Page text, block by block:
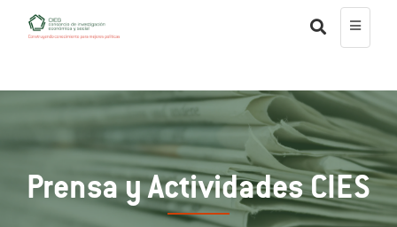
Prensa y Actividades CIES